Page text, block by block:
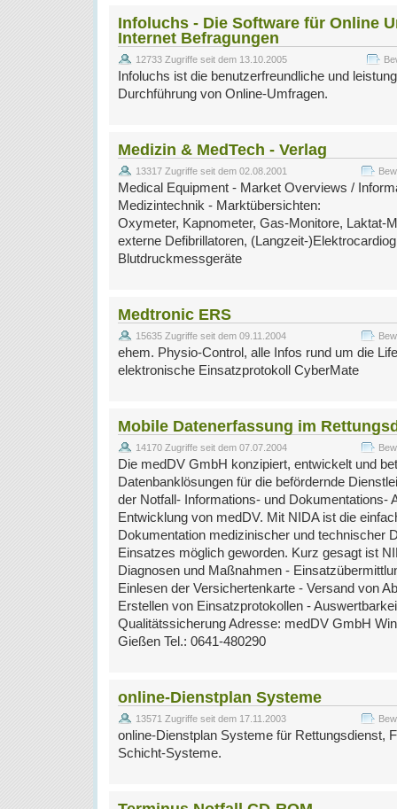
Infoluchs - Die Software für Online
Internet Befragungen
12733 Zugriffe seit dem 13.10.2005
Infoluchs ist die benutzerfreundliche und
Durchführung von Online-Umfragen.
Medizin & MedTech - Verlag
13317 Zugriffe seit dem 02.08.2001
Medical Equipment - Market Overviews /
Medizintechnik - Marktübersichten:
Oxymeter, Kapnometer, Gas-Monitore, Laktat-
externe Defibrillatoren, (Langzeit-
Blutdruckmessgeräte
Medtronic ERS
15635 Zugriffe seit dem 09.11.2004
ehem. Physio-Control, alle Infos rund um die
elektronische Einsatzprotokoll CyberMate
Mobile Datenerfassung im
14170 Zugriffe seit dem 07.07.2004
Die medDV GmbH konzipiert, entwickelt und
Datenbanklösungen für die befördernde
der Notfall- Informations- und Dokumentations-
Entwicklung von medDV. Mit NIDA ist die
Dokumentation medizinischer und technischer
Einsatzes möglich geworden. Kurz gesagt ist
Diagnosen und Maßnahmen -
Einlesen der Versichertenkarte - Versand von
Erstellen von Einsatzprotokollen -
Qualitätssicherung Adresse: medDV GmbH
Gießen Tel.: 0641-480290
online-Dienstplan Systeme
13571 Zugriffe seit dem 17.11.2003
online-Dienstplan Systeme für Rettungsdienst,
Schicht-Systeme.